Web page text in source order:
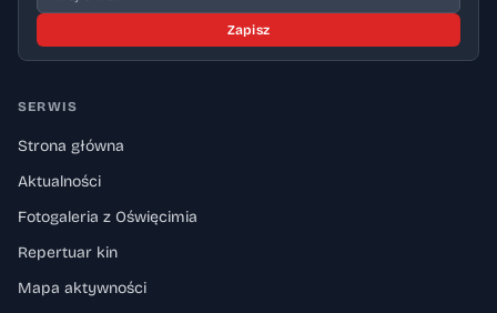
Zapisz
SERWIS
Strona główna
Aktualności
Fotogaleria z Oświęcimia
Repertuar kin
Mapa aktywności